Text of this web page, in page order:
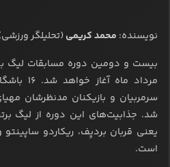
نویسنده: محمد کریمی(تحلیلگر
مرداد
سرمربیان و بازیکنان مدنظرشان
شد. جذابیت‌های این دوره از لیگ
یعنی قربان بردیِف، ریکاردو
است.